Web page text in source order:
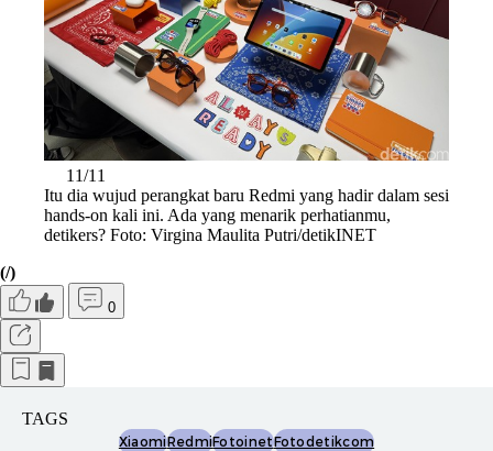
11/11
Itu dia wujud perangkat baru Redmi yang hadir dalam sesi
hands-on kali ini. Ada yang menarik perhatianmu,
detikers? Foto: Virgina Maulita Putri/detikINET
(/)
0
TAGS
XiaomiRedmiFotoinetFotodetikcom